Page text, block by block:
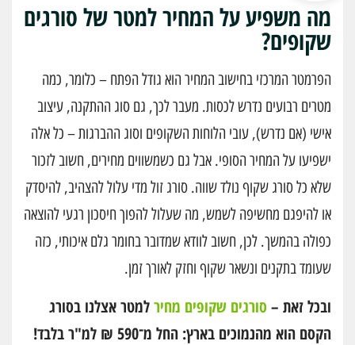
מה משפיע על המחיר למטר של סורגים
שקופים?
הפרמטר המרכזי בחישוב המחיר הוא גודל הפתח – כלומר, כמה
מטרים רבועים נדרש לכסות. מעבר לכך, גם סוג ההתקנה, עיצוב
אישי (אם נדרש), עובי הלוחות השקופים וסוג ההברגות – כל אלה
ישפיעו על המחיר הסופי. אבל גם כשמשווים מחירים, חשוב לזכור
שלא כל סורג שקוף נולד שווה. סורג זול מדי עלול להצהיב, להיסדק
או להיפגם מחשיפה לשמש, מה שעלול להפוך חיסכון רגעי להוצאה
כפולה בהמשך. לכן, חשוב לוודא שמדובר בחומר גלם איכותי, כזה
שעומד בתקנים ונשאר שקוף וחזק לאורך זמן.
ובכל זאת –סורגים שקופים מחירלמטר אצלנו בסורג
הקסם הוא מהנמוכים בארץ: החל מ־590 ₪ למ"ר בלבד!